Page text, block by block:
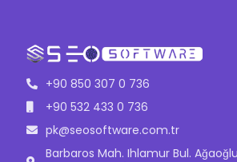
+90 850 307 0 736
+90 532 433 0 736
pk@seosoftware.com.tr
Barbaros Mah. Ihlamur Bul.